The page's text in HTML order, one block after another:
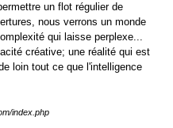
un flot régulier de
nous verrons un monde
qui laisse perplexe...
créative; une réalité qui est
loin tout ce que l'intelligence
index.php